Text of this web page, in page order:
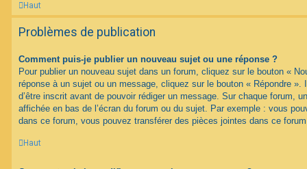
Haut
Problèmes de publication
Comment puis-je publier un nouveau sujet ou une réponse ?
Pour publier un nouveau sujet dans un forum, cliquez sur le bouton «
réponse à un sujet ou un message, cliquez sur le bouton « Répondre
d’être inscrit avant de pouvoir rédiger un message. Sur chaque forum,
affichée en bas de l’écran du forum ou du sujet. Par exemple : vous
dans ce forum, vous pouvez transférer des pièces jointes dans ce
Haut